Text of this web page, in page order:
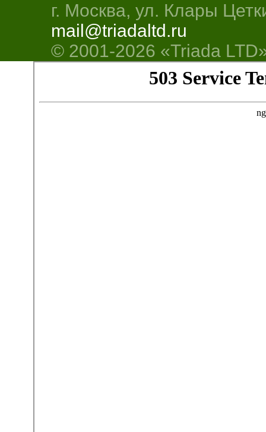
г. Москва, ул. Клары
mail@triadaltd.ru
© 2001-2026 «Triada